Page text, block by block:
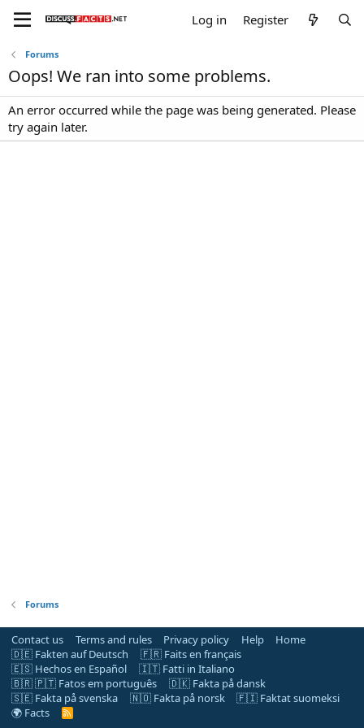
Log in Register
Forums
Oops! We ran into some problems.
An error occurred while the page was being generated. Please
try again later.
Forums
Contact us Terms and rules Privacy policy Help
Home
🇩🇪 Fakten auf Deutsch
🇫🇷 Faits en français
🇪🇸 Hechos en Español
🇮🇹 Fatti in Italiano
🇧🇷 🇵🇹 Fatos em português
🇩🇰 Fakta på dansk
🇸🇪 Fakta på svenska
🇳🇴 Fakta på norsk
🇫🇮 Faktat suomeksi
🌍 Facts
R